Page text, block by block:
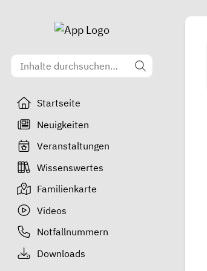
Startseite
Neuigkeiten
Veranstaltungen
Wissenswertes
Familienkarte
Videos
Notfallnummern
Downloads